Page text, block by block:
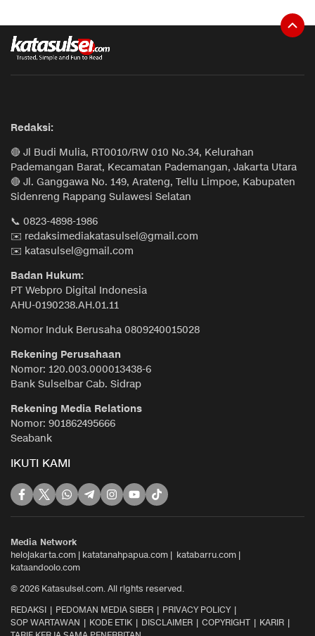
Redaksi:
🔴 Jl Budi Mulia, RT0010/RW 010 No.34, Kelurahan
Pademangan Barat, Kecamatan Pademangan, Jakarta Utara
🔴 Jl. Ganggawa No. 149, Arateng, Tellu Limpoe, Kabupaten
Sidenreng Rappang Sulawesi Selatan
📞 0823-4898-1986
✉️ redaksimediakatasulsel@gmail.com
✉️ katasulsel@gmail.com
Badan Hukum:
PT Webpro Digital Indonesia
AHU-0190238.AH.01.11
Nomor Induk Berusaha 0809240015028
Rekening Perusahaan
Nomor: 120.003.000013438-6
Bank Sulselbar Cab. Sidrap
Rekening Media Relations
Nomor: 901862495666
Seabank
IKUTI KAMI
Media Network
helojakarta.com | katatanahpapua.com | katabarru.com |
kataandoolo.com
© 2026 Katasulsel.com. All rights reserved.
REDAKSI
PEDOMAN MEDIA SIBER
PRIVACY POLICY
SOP WARTAWAN
KODE ETIK DISCLAIMER COPYRIGHT
KARIR